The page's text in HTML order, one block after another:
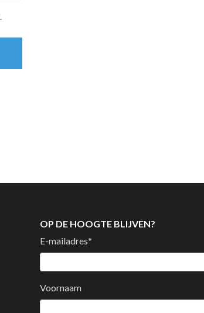
OP DE HOOGTE BLIJVEN?
E-mailadres*
Voornaam